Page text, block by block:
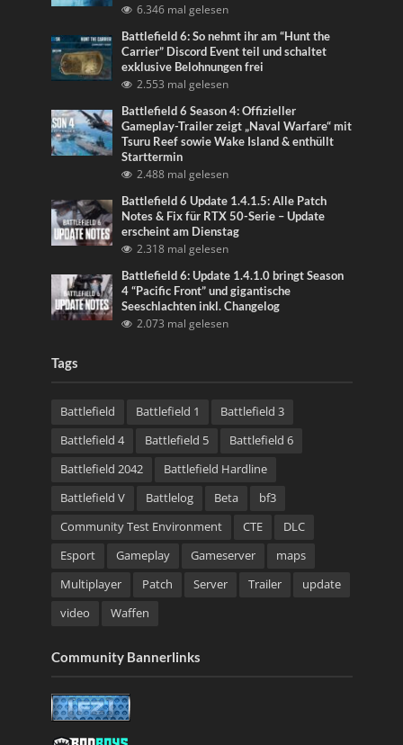
6.346 mal gelesen
Battlefield 6: So nehmt ihr am “Hunt the
Carrier” Discord Event teil und schaltet
exklusive Belohnungen frei
2.553 mal gelesen
Battlefield 6 Season 4: Offizieller
Gameplay-Trailer zeigt „Naval Warfare“ mit
Tsuru Reef sowie Wake Island & enthüllt
Starttermin
2.488 mal gelesen
Battlefield 6 Update 1.4.1.5: Alle Patch
Notes & Fix für RTX 50-Serie – Update
erscheint am Dienstag
2.318 mal gelesen
Battlefield 6: Update 1.4.1.0 bringt Season
4 “Pacific Front” und gigantische
Seeschlachten inkl. Changelog
2.073 mal gelesen
Tags
Battlefield Battlefield 1
Battlefield 3
Battlefield 4
Battlefield 5
Battlefield 6
Battlefield 2042
Battlefield Hardline
Battlefield V
Battlelog Beta
bf3
Community Test Environment
CTE
DLC
Esport
Gameplay Gameserver
maps
Multiplayer
Patch Server Trailer
update
video
Waffen
Community Bannerlinks